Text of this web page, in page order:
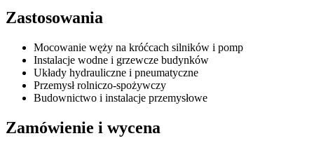
Zastosowania
Mocowanie węży na króćcach silników i pomp
Instalacje wodne i grzewcze budynków
Układy hydrauliczne i pneumatyczne
Przemysł rolniczo-spożywczy
Budownictwo i instalacje przemysłowe
Zamówienie i wycena